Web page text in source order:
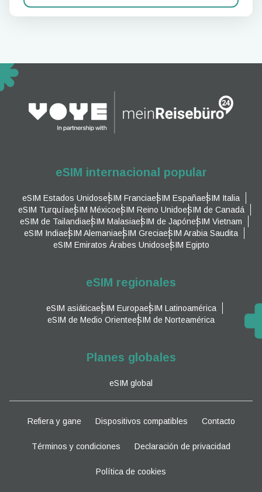
eSIM internacional popular
eSIM Estados UnidoseSIM FranciaeSIM EspañaeSIM Italia
eSIM TurquíaeSIM MéxicoeSIM Reino UnidoeSIM de Canadá
eSIM de TailandiaeSIM MalasiaeSIM de JapóneSIM Vietnam
eSIM IndiaeSIM AlemaniaeSIM GreciaeSIM Arabia Saudita
eSIM Emiratos Árabes UnidoseSIM Egipto
eSIM regionales
eSIM asiáticaeSIM EuropaeSIM Latinoamérica
eSIM de Medio OrienteeSIM de Norteamérica
Planes globales
eSIM global
Refiera y gane Dispositivos compatibles Contacto
Términos y condiciones Declaración de privacidad
Política de cookies